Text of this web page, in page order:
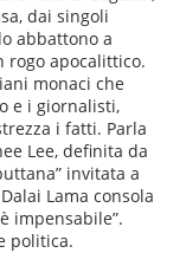
dai singoli
abbattono a
rogo apocalittico.
monaci che
e i giornalisti,
i fatti. Parla
Lee, definita da
invitata a
Lama consola
impensabile”.
politica.